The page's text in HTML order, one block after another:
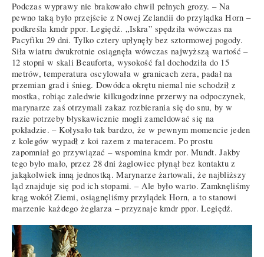
Podczas wyprawy nie brakowało chwil pełnych grozy. – Na
pewno taką było przejście z Nowej Zelandii do przylądka Horn –
podkreśla kmdr ppor. Legiędź. „Iskra” spędziła wówczas na
Pacyfiku 29 dni. Tylko cztery upłynęły bez sztormowej pogody.
Siła wiatru dwukrotnie osiągnęła wówczas najwyższą wartość –
12 stopni w skali Beauforta, wysokość fal dochodziła do 15
metrów, temperatura oscylowała w granicach zera, padał na
przemian grad i śnieg. Dowódca okrętu niemal nie schodził z
mostka, robiąc zaledwie kilkugodzinne przerwy na odpoczynek,
marynarze zaś otrzymali zakaz rozbierania się do snu, by w
razie potrzeby błyskawicznie mogli zameldować się na
pokładzie. – Kołysało tak bardzo, że w pewnym momencie jeden
z kolegów wypadł z koi razem z materacem. Po prostu
zapomniał go przywiązać – wspomina kmdr por. Mundt. Jakby
tego było mało, przez 28 dni żaglowiec płynął bez kontaktu z
jakąkolwiek inną jednostką. Marynarze żartowali, że najbliższy
ląd znajduje się pod ich stopami. – Ale było warto. Zamknęliśmy
krąg wokół Ziemi, osiągnęliśmy przylądek Horn, a to stanowi
marzenie każdego żeglarza – przyznaje kmdr ppor. Legiędź.